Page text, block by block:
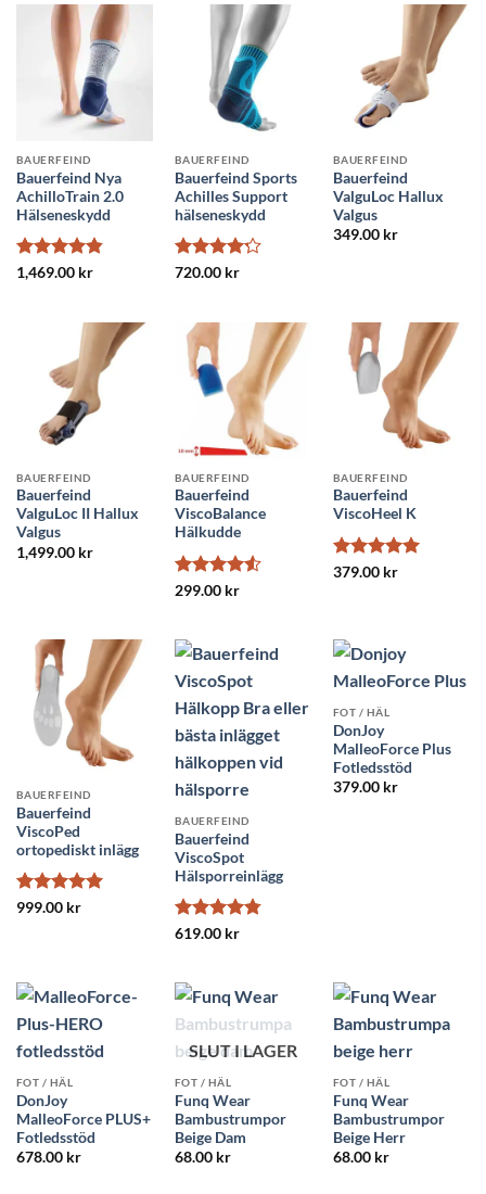
849.00 kr.
BAUERFEIND
Bauerfeind Nya
AchilloTrain 2.0
Hälseneskydd
Betygsatt
1,469.00 kr
BAUERFEIND
Bauerfeind Sports
Achilles Support
hälseneskydd
Betygsatt
720.00 kr
BAUERFEIND
Bauerfeind
ValguLoc Hallux
Valgus
349.00 kr
BAUERFEIND
Bauerfeind
ValguLoc II Hallux
Valgus
1,499.00 kr
BAUERFEIND
Bauerfeind
ViscoBalance
Hälkudde
Betygsatt
299.00 kr
BAUERFEIND
Bauerfeind
ViscoHeel K
Betygsatt
379.00 kr
BAUERFEIND
Bauerfeind
ViscoPed
ortopediskt inlägg
Betygsatt
999.00 kr
BAUERFEIND
Bauerfeind
ViscoSpot
Hälsporreinlägg
Betygsatt
619.00 kr
FOT / HÄL
DonJoy
MalleoForce Plus
Fotledsstöd
379.00 kr
FOT / HÄL
DonJoy
MalleoForce PLUS+
Fotledsstöd
678.00 kr
SLUT I LAGER
FOT / HÄL
Funq Wear
Bambustrumpor
Beige Dam
68.00 kr
FOT / HÄL
Funq Wear
Bambustrumpor
Beige Herr
68.00 kr